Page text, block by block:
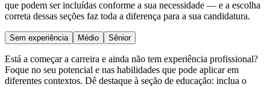
que podem ser incluídas conforme a sua necessidade — e a escolha
correta dessas seções faz toda a diferença para a sua candidatura.
Sem experiência Médio Sênior
Está a começar a carreira e ainda não tem experiência profissional?
Foque no seu potencial e nas habilidades que pode aplicar em
diferentes contextos. Dê destaque à seção de educação: inclua o